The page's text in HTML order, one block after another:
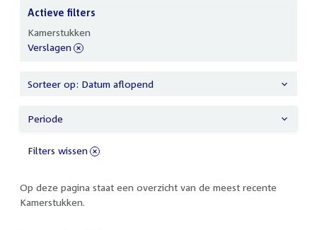
Op deze pagina staat een overzicht van de meest recente
Kamerstukken.
uw
resultaten
Actieve filters
Kamerstukken
verwijder
Verslagen
Sorteer op: Datum aflopend
Periode
Filters wissen